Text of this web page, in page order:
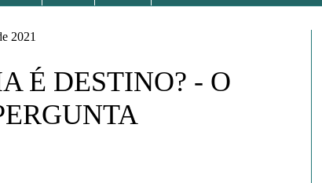
2021
É DESTINO? - O